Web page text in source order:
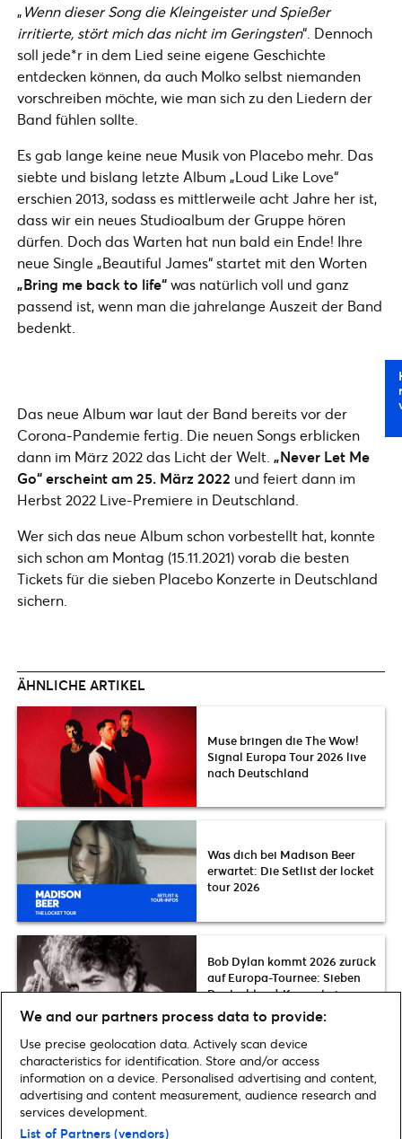
„Wenn dieser Song die Kleingeister und Spießer
irritierte, stört mich das nicht im Geringsten“. Dennoch
soll jede*r in dem Lied seine eigene Geschichte
entdecken können, da auch Molko selbst niemanden
vorschreiben möchte, wie man sich zu den Liedern der
Band fühlen sollte.
Es gab lange keine neue Musik von Placebo mehr. Das
siebte und bislang letzte Album „Loud Like Love“
erschien 2013, sodass es mittlerweile acht Jahre her ist,
dass wir ein neues Studioalbum der Gruppe hören
dürfen. Doch das Warten hat nun bald ein Ende! Ihre
neue Single „Beautiful James“ startet mit den Worten
„Bring me back to life“was natürlich voll und ganz
passend ist, wenn man die jahrelange Auszeit der Band
bedenkt.
Das neue Album war laut der Band bereits vor der
Corona-Pandemie fertig. Die neuen Songs erblicken
dann im März 2022 das Licht der Welt. „Never Let Me
Go“ erscheint am 25. März 2022 und feiert dann im
Herbst 2022 Live-Premiere in Deutschland.
Wer sich das neue Album schon vorbestellt hat, konnte
sich schon am Montag (15.11.2021) vorab die besten
Tickets für die sieben Placebo Konzerte in Deutschland
sichern.
ÄHNLICHE ARTIKEL
Muse bringen die The Wow!
Signal Europa Tour 2026 live
nach Deutschland
Was dich bei Madison Beer
erwartet: Die Setlist der locket
tour 2026
Bob Dylan kommt 2026 zurück
auf Europa-Tournee: Sieben
Deutschland-Konzerte im
Herbst
Home Musik
Placebo kommen mit neuem Album 2022 live auf Tour
nach Deutschland | Presale- und Album-Infos
We and our partners process data to provide:
Use precise geolocation data. Actively scan device
characteristics for identification. Store and/or access
information on a device. Personalised advertising and content,
advertising and content measurement, audience research and
services development.
List of Partners (vendors)